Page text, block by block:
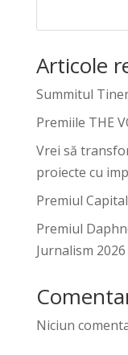
Articole
Summitul
Premiile THE
Vrei să
proiecte cu
Premiul
Premiul
Jurnalism 2026
Niciun